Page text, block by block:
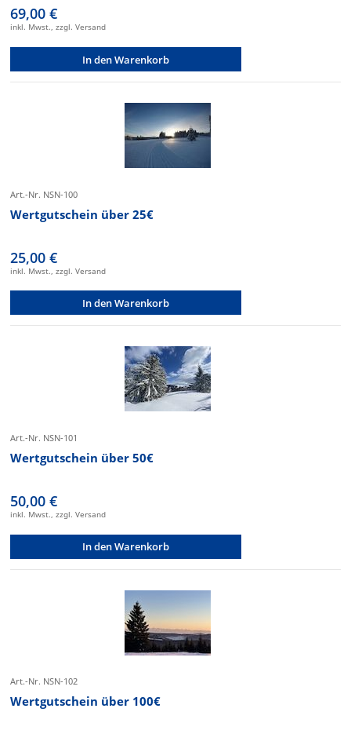
69,00 €
inkl. Mwst., zzgl. Versand
In den Warenkorb
Art.-Nr. NSN-100
Wertgutschein über 25€
25,00 €
inkl. Mwst., zzgl. Versand
In den Warenkorb
Art.-Nr. NSN-101
Wertgutschein über 50€
50,00 €
inkl. Mwst., zzgl. Versand
In den Warenkorb
Art.-Nr. NSN-102
Wertgutschein über 100€